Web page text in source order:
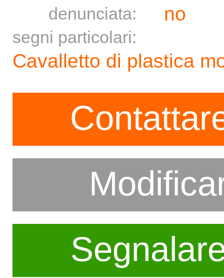
denunciata:
no
segni particolari:
Cavalletto di plastica